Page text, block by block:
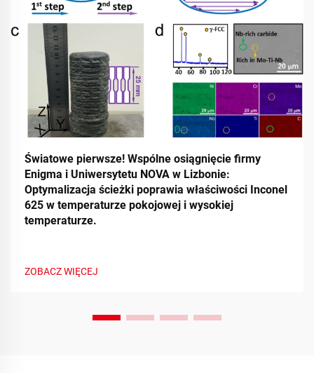
Światowe pierwsze! Wspólne osiągnięcie firmy
Enigma i Uniwersytetu NOVA w Lizbonie:
Optymalizacja ścieżki poprawia właściwości Inconel
625 w temperaturze pokojowej i wysokiej
temperaturze.
ZOBACZ WIĘCEJ